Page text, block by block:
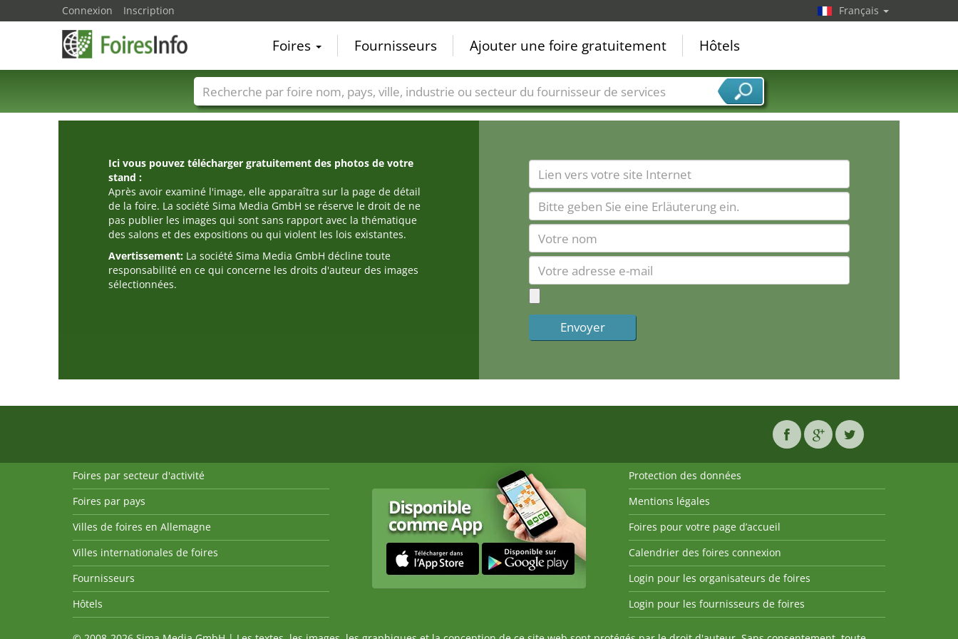
Ici vous pouvez télécharger gratuitement des photos de votre
stand :
Après avoir examiné l'image, elle apparaîtra sur la page de détail
de la foire. La société Sima Media GmbH se réserve le droit de ne
pas publier les images qui sont sans rapport avec la thématique
des salons et des expositions ou qui violent les lois existantes.
Avertissement: La société Sima Media GmbH décline toute
responsabilité en ce qui concerne les droits d'auteur des images
sélectionnées.
Connexion Inscription Français
Foires Fournisseurs Ajouter une foire gratuitement Hôtels
Foire noms Pays Villes Secteurs de foire Secteurs du fournisseur de services
Foires par secteur d'activité
Foires par pays
Villes de foires en Allemagne
Villes internationales de foires
Fournisseurs
Hôtels
Protection des données
Mentions légales
Foires pour votre page d’accueil
Calendrier des foires connexion
Login pour les organisateurs de foires
Login pour les fournisseurs de foires